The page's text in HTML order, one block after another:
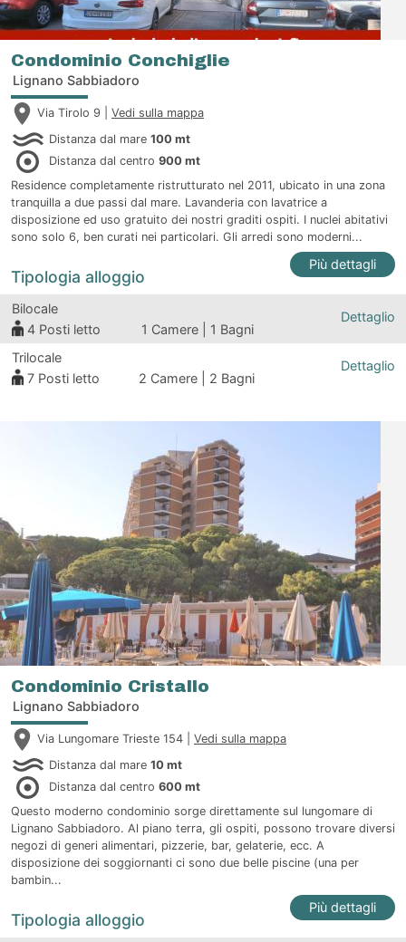
Condominio Conchiglie
Lignano Sabbiadoro
Via Tirolo 9 | Vedi sulla mappa
Distanza dal mare 100 mt
Distanza dal centro 900 mt
Residence completamente ristrutturato nel 2011, ubicato in una zona
tranquilla a due passi dal mare. Lavanderia con lavatrice a
disposizione ed uso gratuito dei nostri graditi ospiti. I nuclei abitativi
sono solo 6, ben curati nei particolari. Gli arredi sono moderni...
Più dettagli
Tipologia alloggio
Bilocale
4 Posti letto 1 Camere | 1 Bagni
Dettaglio
Trilocale
7 Posti letto 2 Camere | 2 Bagni
Dettaglio
Condominio Cristallo
Lignano Sabbiadoro
Via Lungomare Trieste 154 | Vedi sulla mappa
Distanza dal mare 10 mt
Distanza dal centro 600 mt
Questo moderno condominio sorge direttamente sul lungomare di
Lignano Sabbiadoro. Al piano terra, gli ospiti, possono trovare diversi
negozi di generi alimentari, pizzerie, bar, gelaterie, ecc. A
disposizione dei soggiornanti ci sono due belle piscine (una per
bambin...
Più dettagli
Tipologia alloggio